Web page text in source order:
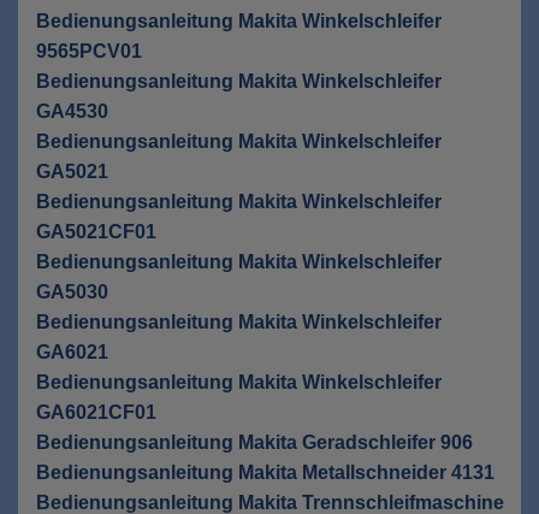
Bedienungsanleitung Makita Winkelschleifer
9565PCV01
Bedienungsanleitung Makita Winkelschleifer
GA4530
Bedienungsanleitung Makita Winkelschleifer
GA5021
Bedienungsanleitung Makita Winkelschleifer
GA5021CF01
Bedienungsanleitung Makita Winkelschleifer
GA5030
Bedienungsanleitung Makita Winkelschleifer
GA6021
Bedienungsanleitung Makita Winkelschleifer
GA6021CF01
Bedienungsanleitung Makita Geradschleifer 906
Bedienungsanleitung Makita Metallschneider 4131
Bedienungsanleitung Makita Trennschleifmaschine